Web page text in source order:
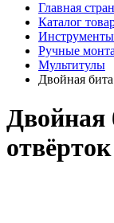
Главная
Каталог
Ручные
Мультитулы
Двойная
Двойная